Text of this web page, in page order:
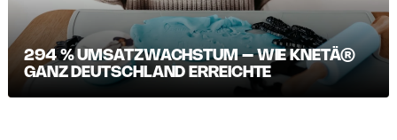
294 % UMSATZWACHSTUM – WIE KNETÄ®
GANZ DEUTSCHLAND ERREICHTE